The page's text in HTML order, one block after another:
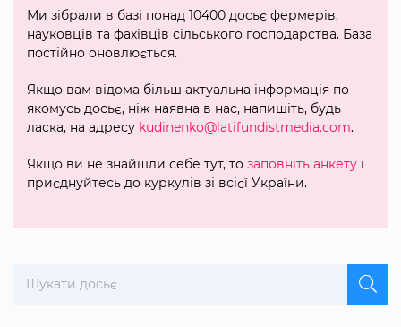
Ми зібрали в базі понад 10400 досьє фермерів,
науковців та фахівців сільського господарства. База
постійно оновлюється.
Якщо вам відома більш актуальна інформація по
якомусь досьє, ніж наявна в нас, напишіть, будь
ласка, на адресу kudinenko@latifundistmedia.com.
Якщо ви не знайшли себе тут, то заповніть анкету і
приєднуйтесь до куркулів зі всієї України.